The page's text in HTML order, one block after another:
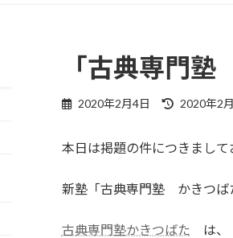
「古典専門
2020年2月4日
最
新
:
2020年2
本日は掲題の件につきまして
新塾「古典専門塾 かきつば
古典専門塾かきつばた は、